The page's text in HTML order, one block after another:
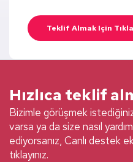
Teklif Almak Için
Hızlıca teklif
Bizimle görüşmek
varsa ya da size nasıl
ediyorsanız, Canlı destek
tıklayınız.